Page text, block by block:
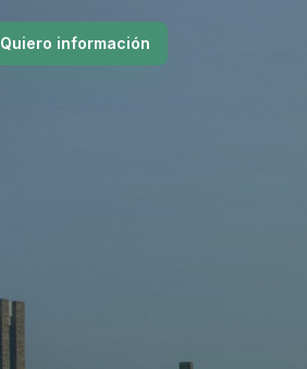
Quiero información